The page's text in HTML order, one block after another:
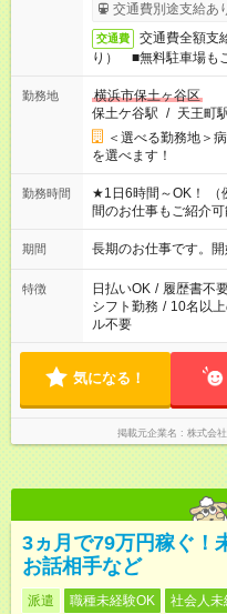
交通費別途支給あ
交通費
交通費全額支
り） ■無料駐車場も
勤務地
横浜市保土ヶ谷区
保土ケ谷駅 / 天王町
＜選べる勤務地＞
を選べます！
勤務時間
★1日6時間～OK！ （
間のお仕事もご紹介
庭の都合でお休みが
期間 長期のお仕事です。
特徴 日払いOK / 履歴書不
シフト勤務 / 10名以
ル不要
気になる！
掲載元企業名 株式会
3ヵ月で79万円稼ぐ！
お話相手など
派遣 職種未経験OK 社会人未